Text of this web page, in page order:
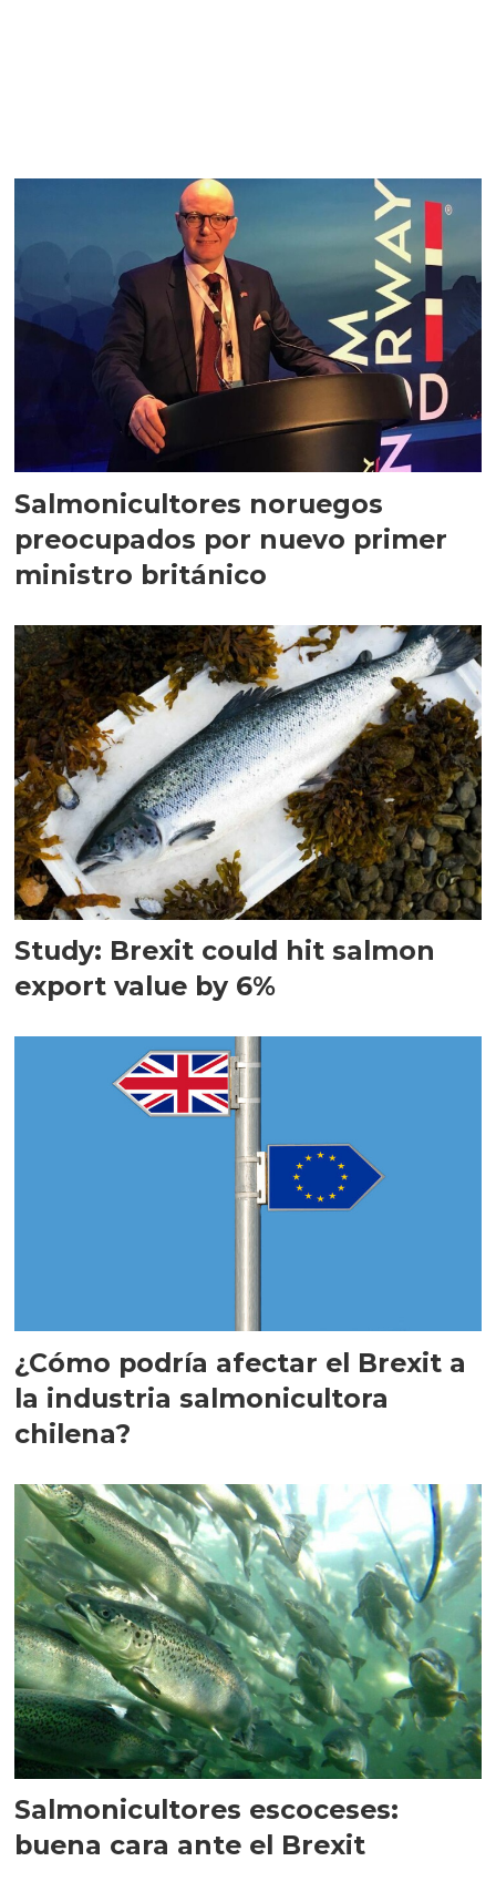
Salmonicultores noruegos
preocupados por nuevo primer
ministro británico
Study: Brexit could hit salmon
export value by 6%
¿Cómo podría afectar el Brexit a
la industria salmonicultora
chilena?
Salmonicultores escoceses:
buena cara ante el Brexit